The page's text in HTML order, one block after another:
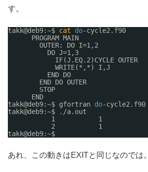
す。
takk@deb9:~$ cat do-cycle2.f90
PROGRAM MAIN
OUTER: DO I=1,2
DO J=1,3
IF(J.EQ.2)CYCLE OUTER
WRITE(*,*) I,J
END DO
END DO OUTER
STOP
END
takk@deb9:~$ gfortran do-cycle2.f90
takk@deb9:~$ . /a.out
1           1
2           1
takk@deb9:~$
あれ、この動きはEXITと同じなのでは。